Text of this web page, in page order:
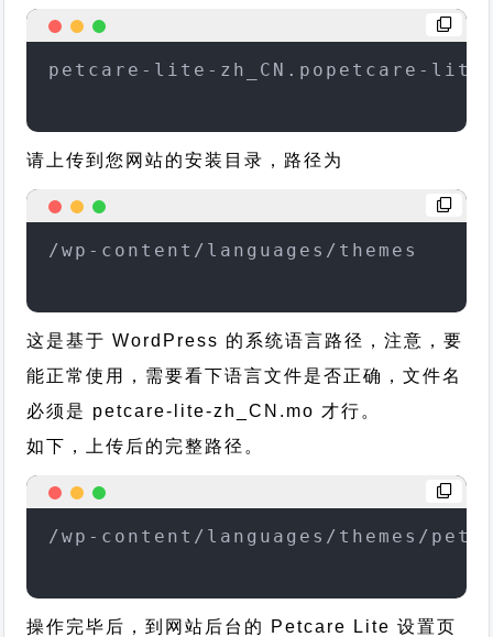
petcare-lite-zh_CN.popetcare-lite-
请上传到您网站的安装目录，路径为
/wp-content/languages/themes
这是基于 WordPress 的系统语言路径，注意，要
能正常使用，需要看下语言文件是否正确，文件名
必须是 petcare-lite-zh_CN.mo 才行。
如下，上传后的完整路径。
/wp-content/languages/themes/
操作完毕后，到网站后台的 Petcare Lite 设置页